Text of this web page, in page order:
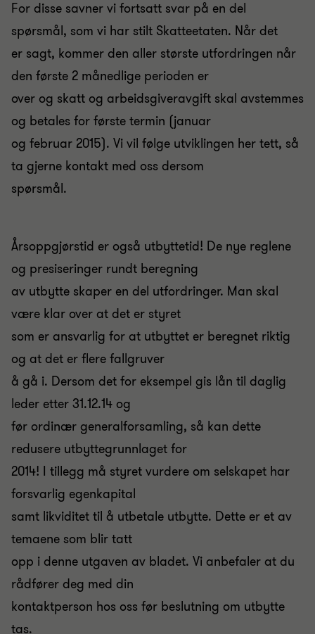
For disse savner vi fortsatt svar på en del
spørsmål, som vi har stilt Skatteetaten. Når det
er sagt, kommer den aller største utfordringen når
den første 2 månedlige perioden er
over og skatt og arbeidsgiveravgift skal avstemmes
og betales for første termin (januar
og februar 2015). Vi vil følge utviklingen her tett, så
ta gjerne kontakt med oss dersom
spørsmål.
Årsoppgjørstid er også utbyttetid! De nye reglene
og presiseringer rundt beregning
av utbytte skaper en del utfordringer. Man skal
være klar over at det er styret
som er ansvarlig for at utbyttet er beregnet riktig
og at det er flere fallgruver
å gå i. Dersom det for eksempel gis lån til daglig
leder etter 31.12.14 og
før ordinær generalforsamling, så kan dette
redusere utbyttegrunnlaget for
2014! I tillegg må styret vurdere om selskapet har
forsvarlig egenkapital
samt likviditet til å utbetale utbytte. Dette er et av
temaene som blir tatt
opp i denne utgaven av bladet. Vi anbefaler at du
rådfører deg med din
kontaktperson hos oss før beslutning om utbytte
tas.